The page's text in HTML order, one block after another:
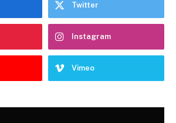
Twitter
Instagram
Vimeo